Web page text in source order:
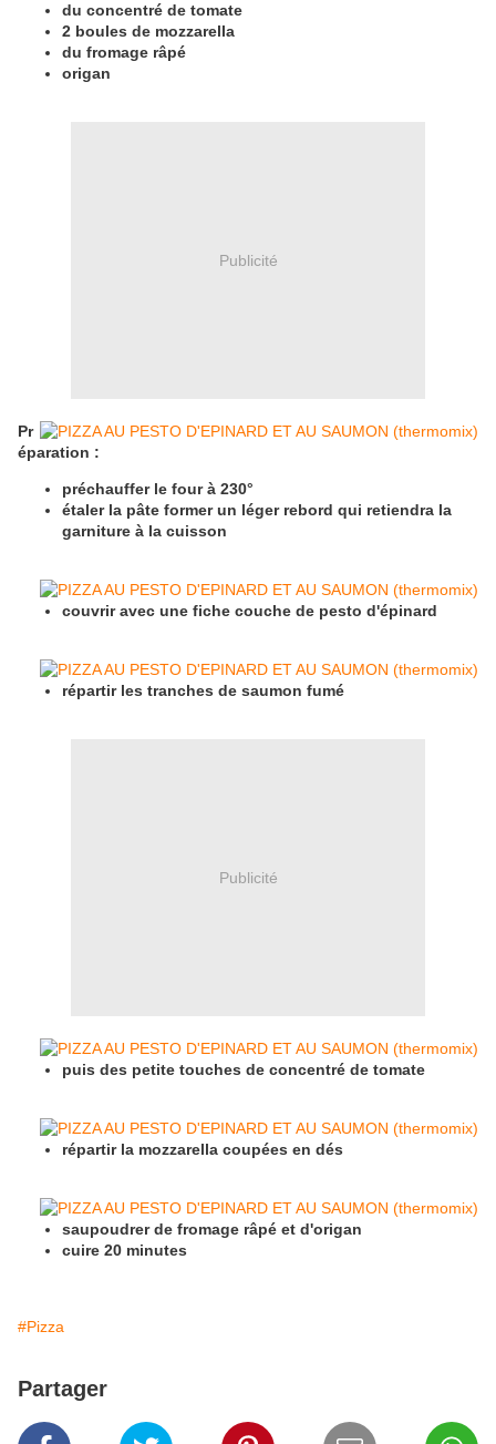
du concentré de tomate
2 boules de mozzarella
du fromage râpé
origan
Publicité
Pr
éparation :
préchauffer le four à 230°
étaler la pâte former un léger rebord qui retiendra la
garniture à la cuisson
couvrir avec une fiche couche de pesto d'épinard
répartir les tranches de saumon fumé
Publicité
puis des petite touches de concentré de tomate
répartir la mozzarella coupées en dés
saupoudrer de fromage râpé et d'origan
cuire 20 minutes
#Pizza
Partager